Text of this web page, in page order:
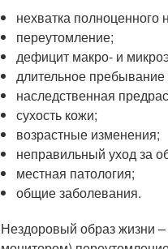
нехватка полноценного
переутомление;
дефицит макро- и
длительное пребывание
наследственная
сухость кожи;
возрастные изменения;
неправильный уход за
местная патология;
общие заболевания.
Нездоровый образ жизни